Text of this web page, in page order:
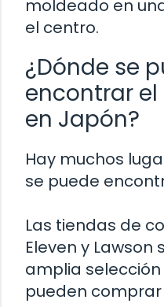
moldeado en
el centro.
¿Dónde se
encontrar
en Japón?
Hay muchos
se puede
Las tiendas de
Eleven y
amplia selección
pueden